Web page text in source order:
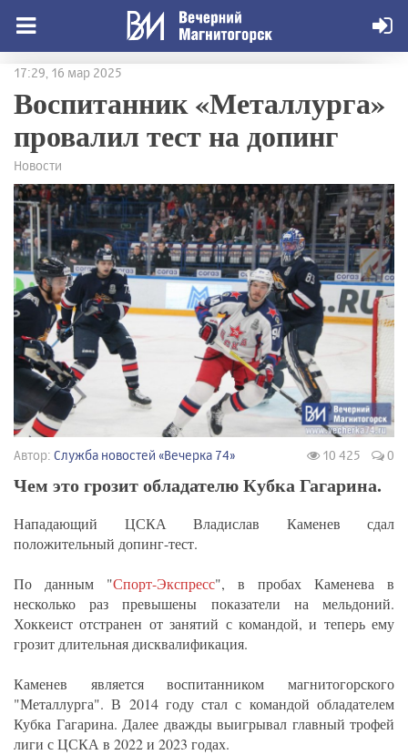
17:29, 16 мар 2025
Воспитанник «Металлурга»
провалил тест на допинг
Новости
Автор: Служба новостей «Вечерка 74» 10 425 0
Чем это грозит обладателю Кубка Гагарина.
Нападающий ЦСКА Владислав Каменев сдал
положительный допинг-тест.
По данным "Спорт-Экспресс", в пробах Каменева в
несколько раз превышены показатели на мельдоний.
Хоккеист отстранен от занятий с командой, и теперь ему
грозит длительная дисквалификация.
Каменев является воспитанником магнитогорского
"Металлурга". В 2014 году стал с командой обладателем
Кубка Гагарина. Далее дважды выигрывал главный трофей
лиги с ЦСКА в 2022 и 2023 годах.